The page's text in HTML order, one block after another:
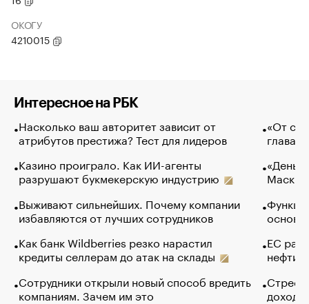
ОКОГУ
4210015
Интересное на РБК
Насколько ваш авторитет зависит от
атрибутов престижа? Тест для лидеров
Казино проиграло. Как ИИ-агенты
разрушают букмекерскую индустрию
Выживают сильнейших. Почему компании
избавляются от лучших сотрудников
Как банк Wildberries резко нарастил
кредиты селлерам до атак на склады
Сотрудники открыли новый способ вредить
компаниям. Зачем им это
«От
глава
Маск в
основ
ЕС
нефти